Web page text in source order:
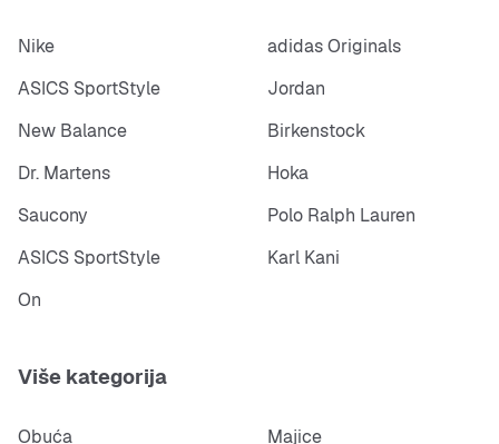
Nike
adidas Originals
ASICS SportStyle
Jordan
New Balance
Birkenstock
Dr. Martens
Hoka
Saucony
Polo Ralph Lauren
ASICS SportStyle
Karl Kani
On
Više kategorija
Obuća Majice